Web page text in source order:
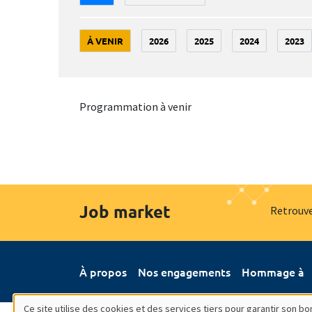
À VENIR 2026 2025 2024 2023
Programmation à venir
Job market
À propos Nos engagements Hommage à
Ce site utilise des cookies et des services tiers pour garantir son